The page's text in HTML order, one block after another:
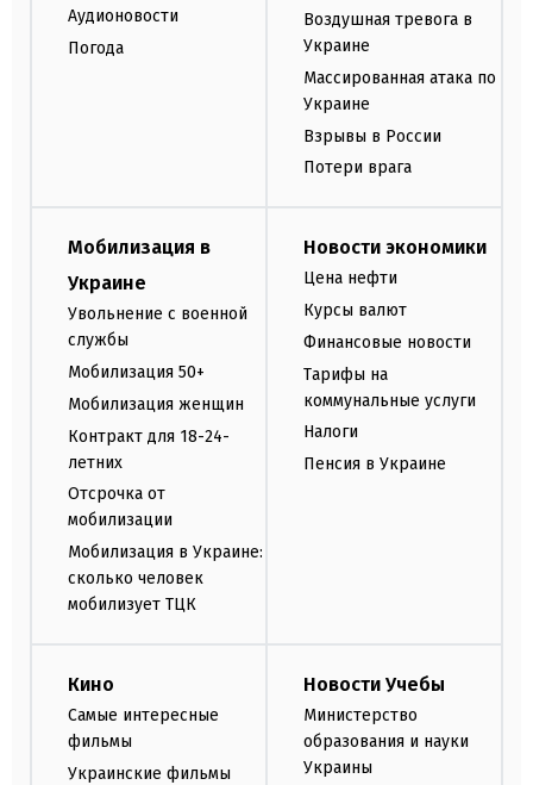
Аудионовости
Погода
Воздушная тревога в
Украине
Массированная атака по
Украине
Взрывы в России
Потери врага
Мобилизация в
Украине
Увольнение с военной
службы
Мобилизация 50+
Мобилизация женщин
Контракт для 18-24-
летних
Отсрочка от
мобилизации
Мобилизация в Украине:
сколько человек
мобилизует ТЦК
Новости экономики
Цена нефти
Курсы валют
Финансовые новости
Тарифы на
коммунальные услуги
Налоги
Пенсия в Украине
Кино
Самые интересные
фильмы
Украинские фильмы
Новости Учебы
Министерство
образования и науки
Украины